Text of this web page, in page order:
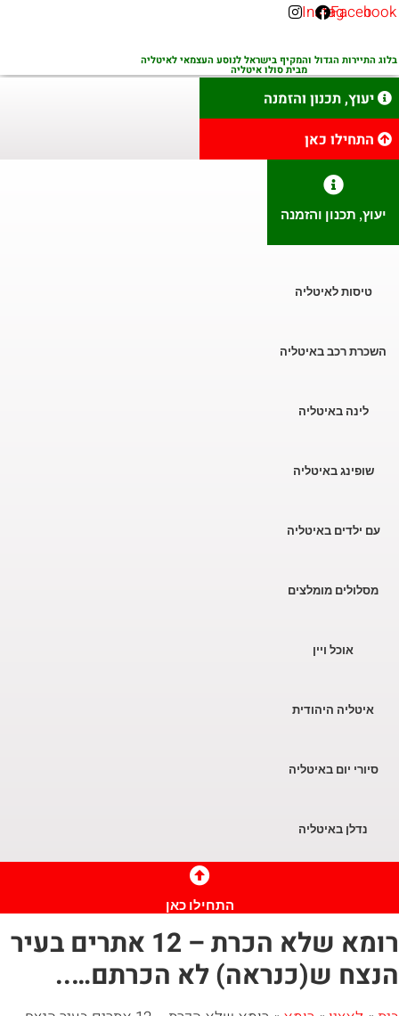
הגדול והמקיף בישראל לנוסע העצמאי לאיטליה
מבית סולו איטליה
תכנון והזמנה
כאן
תכנון והזמנה
לאיטליה
רכב באיטליה
לינה באיטליה
באיטליה
ילדים באיטליה
מומלצים
אוכל ויין
היהודית
יום באיטליה
נדלן באיטליה
התחילו כאן
רומא שלא הכרת – 12 אתרים בעיר
ש(כנראה) לא הכרתם…..